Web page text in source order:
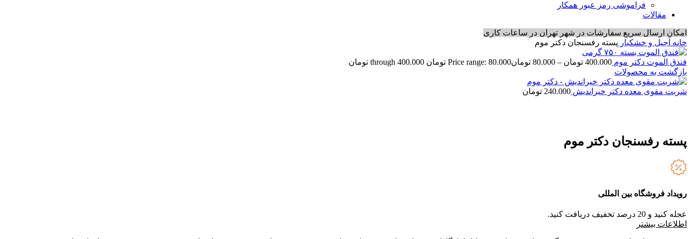
فراموشی رمز عبور همکار
مقالات
امکان ارسال سریع سفارشات در شهر تهران در ساعات کاری
خانه آجیل و خشکبار پسته رفسنجان دکتر موم
فندق الموت دکتر موم 400.000 تومان –
80.000 تومانPrice range: 80.000 تومان through 400.000 تومان
بازگشت به محصولات
شربت مقوی معده دکتر خیراندیش 240.000 تومان
پسته رفسنجان دکتر موم
رویداد فروشگاه بین المللی
عجله کنید و 20 درصد تخفیف دریافت کنید.
طلاعات بیشتر